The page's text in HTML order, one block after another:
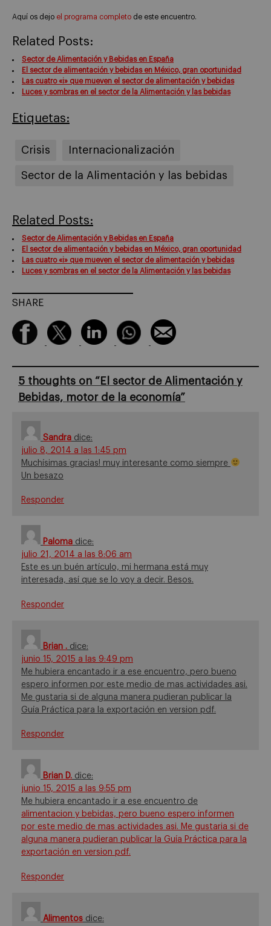
Aquí os dejo el programa completo de este encuentro.
Related Posts:
Sector de Alimentación y Bebidas en España
El sector de alimentación y bebidas en México, gran oportunidad
Las cuatro «i» que mueven el sector de alimentación y bebidas
Luces y sombras en el sector de la Alimentación y las bebidas
Etiquetas:
Crisis Internacionalización
Sector de la Alimentación y las bebidas
Related Posts:
Sector de Alimentación y Bebidas en España
El sector de alimentación y bebidas en México, gran oportunidad
Las cuatro «i» que mueven el sector de alimentación y bebidas
Luces y sombras en el sector de la Alimentación y las bebidas
SHARE
5 thoughts on “ El sector de Alimentación y
Bebidas, motor de la economía”
Sandra dice:
julio 8, 2014 a las 1:45 pm
Muchísimas gracias! muy interesante como siempre
Un besazo
Responder
Paloma dice:
julio 21, 2014 a las 8:06 am
Este es un buén artículo, mi hermana está muy
interesada, así que se lo voy a decir. Besos.
Responder
Brian . dice:
junio 15, 2015 a las 9:49 pm
Me hubiera encantado ir a ese encuentro, pero bueno
espero informen por este medio de mas actividades asi.
Me gustaria si de alguna manera pudieran publicar la
Guía Práctica para la exportación en version pdf.
Responder
Brian D. dice:
junio 15, 2015 a las 9:55 pm
Me hubiera encantado ir a ese encuentro de
alimentacion y bebidas, pero bueno espero informen
por este medio de mas actividades asi. Me gustaria si de
alguna manera pudieran publicar la Guía Práctica para la
exportación en version pdf.
Responder
Alimentos dice: